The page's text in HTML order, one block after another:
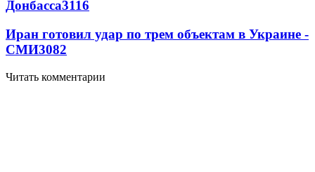
Донбасса3116
Иран готовил удар по трем объектам в Украине -
СМИ3082
Читать комментарии